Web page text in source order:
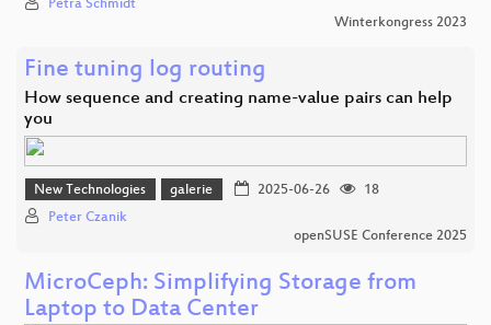
Petra Schmidt
Winterkongress 2023
Fine tuning log routing
How sequence and creating name-value pairs can help
you
New Technologies galerie 2025-06-26
18
Peter Czanik
openSUSE Conference 2025
MicroCeph: Simplifying Storage from
Laptop to Data Center